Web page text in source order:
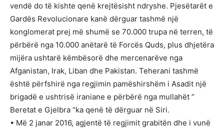
vendë do të kishte qenë krejtësisht ndryshe. Pjesëtarët e
Gardës Revolucionare kanë dërguar tashmë një
konglomerat prej më shumë se 70.000 trupa në terren, të
përbërë nga 10.000 anëtarë të Forcës Quds, plus dhjetëra
mijëra ushtarë këmbësorë dhe mercenarëve nga
Afganistan, Irak, Liban dhe Pakistan. Teherani tashmë
është përfshirë nga regjimin pamëshirshëm i Asadit një
brigadë e ushtrisë iraniane e përbërë nga mullahët ”
Beretat e Gjelbra “ka qenë të dërguar në Siri.
• Më 2 janar 2016, agjentë të regjimit grabitën dhe i vunë